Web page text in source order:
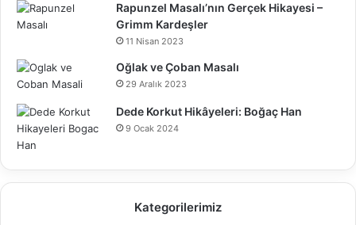
Rapunzel Masalı’nın Gerçek Hikayesi –
Grimm Kardeşler
11 Nisan 2023
Oğlak ve Çoban Masalı
29 Aralık 2023
Dede Korkut Hikâyeleri: Boğaç Han
9 Ocak 2024
Kategorilerimiz